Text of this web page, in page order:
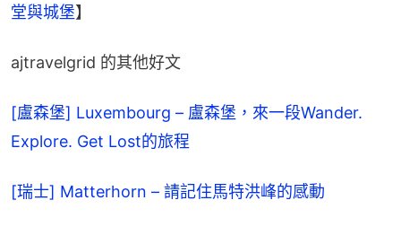
堂與城堡】
ajtravelgrid 的其他好文
[盧森堡] Luxembourg – 盧森堡，來一段Wander.
Explore. Get Lost的旅程
[瑞士] Matterhorn – 請記住馬特洪峰的感動